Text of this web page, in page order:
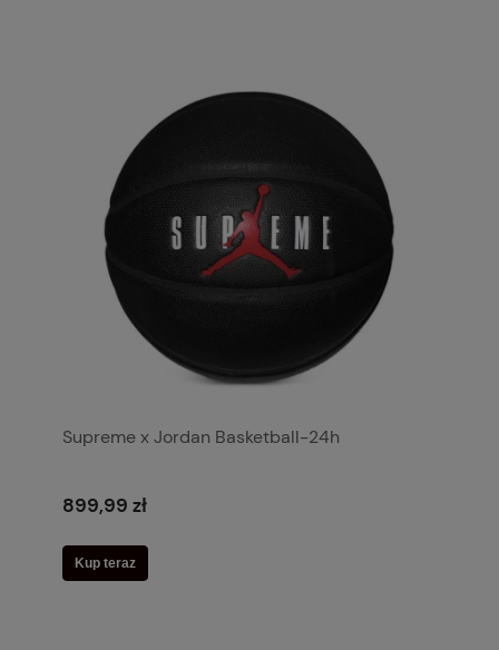
Supreme x Jordan Basketball-24h
899,99 zł
Kup teraz